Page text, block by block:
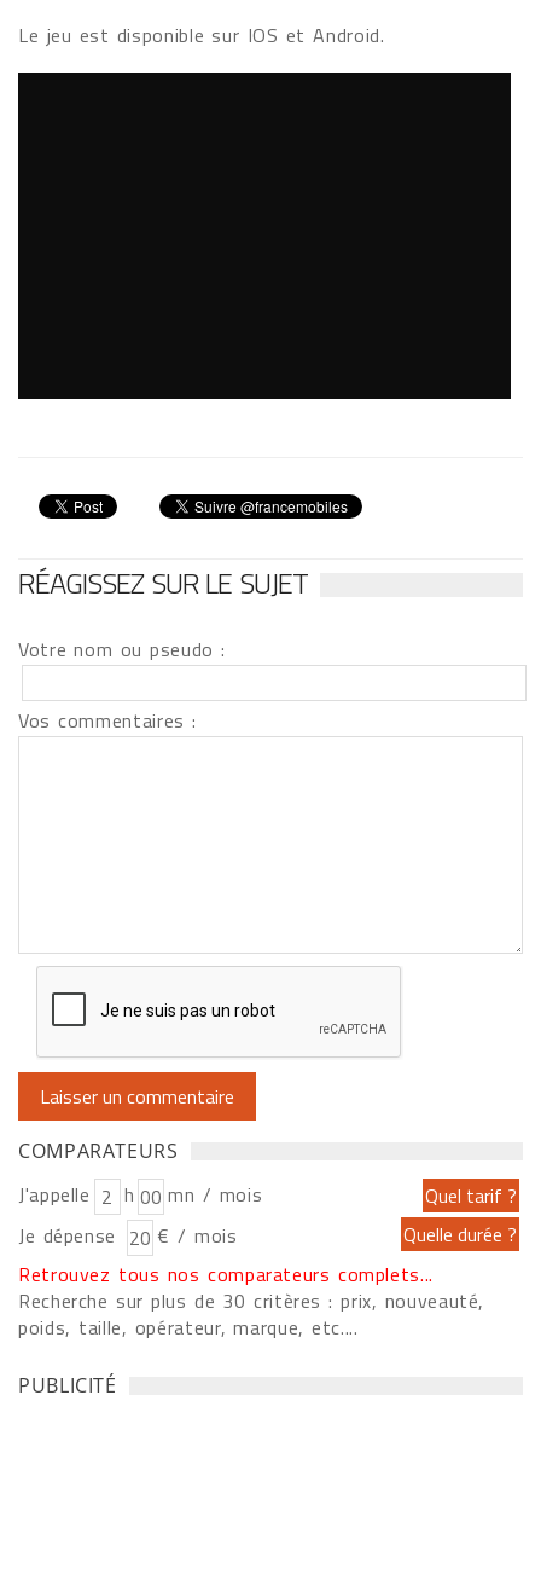
Le jeu est disponible sur IOS et Android.
RÉAGISSEZ SUR LE SUJET
Votre nom ou pseudo :
Vos commentaires :
COMPARATEURS
J'appelle h
mn / mois
Je dépense
€ / mois
Retrouvez tous nos comparateurs complets...
Recherche sur plus de 30 critères : prix, nouveauté,
poids, taille, opérateur, marque, etc....
PUBLICITÉ